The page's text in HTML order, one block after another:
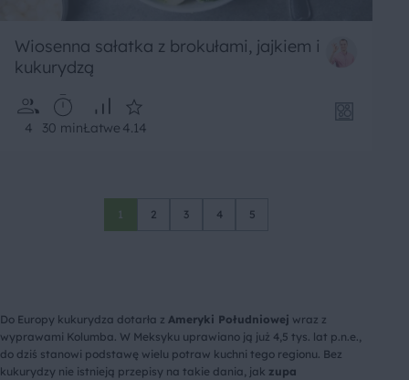
Wiosenna sałatka z brokułami, jajkiem i
kukurydzą
4 30 minŁatwe 4.14
1 2 3 4 5
Do Europy kukurydza dotarła z Ameryki Południowej wraz z
wyprawami Kolumba. W Meksyku uprawiano ją już 4,5 tys. lat p.n.e.,
do dziś stanowi podstawę wielu potraw kuchni tego regionu. Bez
kukurydzy nie istnieją przepisy na takie dania, jak zupa